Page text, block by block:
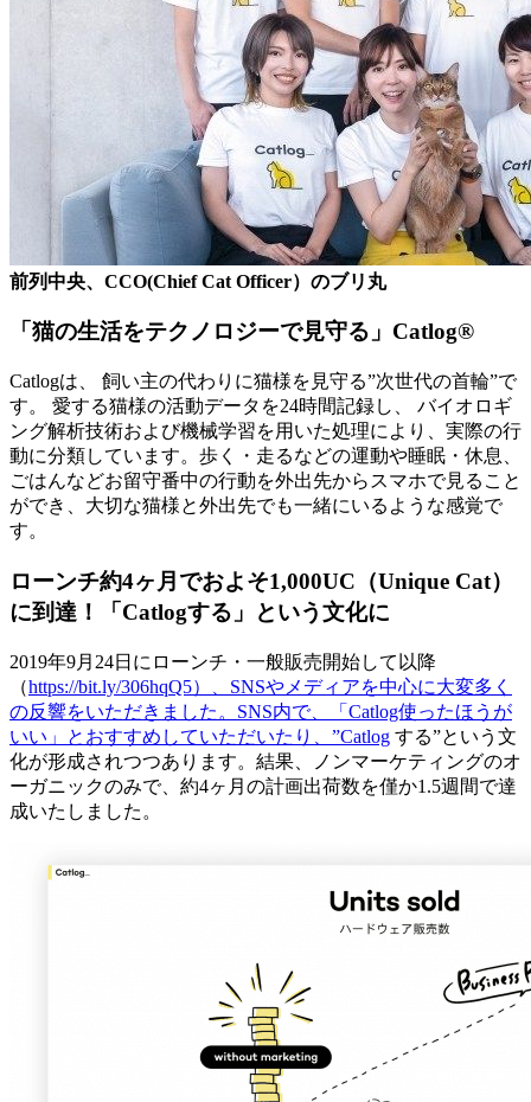
前列中央、CCO(Chief Cat Officer）のブリ丸
「猫の生活をテクノロジーで見守る」Catlog®
Catlogは、 飼い主の代わりに猫様を見守る”次世代の首輪”で
す。 愛する猫様の活動データを24時間記録し、 バイオロギ
ング解析技術および機械学習を用いた処理により、実際の行
動に分類しています。歩く・走るなどの運動や睡眠・休息、
ごはんなどお留守番中の行動を外出先からスマホで見ること
ができ、大切な猫様と外出先でも一緒にいるような感覚で
す。
ローンチ約4ヶ月でおよそ1,000UC（Unique Cat）
に到達！「Catlogする」という文化に
2019年9月24日にローンチ・一般販売開始して以降
（https://bit.ly/306hqQ5）、SNSやメディアを中心に大変多く
の反響をいただきました。SNS内で、「Catlog使ったほうが
いい」とおすすめしていただいたり、”Catlog する”という文
化が形成されつつあります。結果、ノンマーケティングのオ
ーガニックのみで、約4ヶ月の計画出荷数を僅か1.5週間で達
成いたしました。